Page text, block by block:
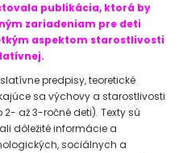
publikácia, ktorá by
zariadeniam pre deti
aspektom starostlivosti
predpisy, teoretické
sa výchovy a starostlivosti
až 3-ročné deti). Texty sú
dôležité informácie a
sociálnych a